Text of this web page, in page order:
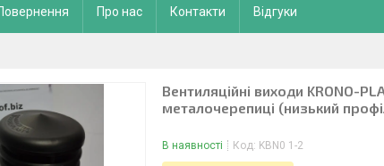
Про нас Контакти Відгуки
Вентиляційні виходи KRONO-
металочерепиці (низький
В наявності Код: KBN0 1-2